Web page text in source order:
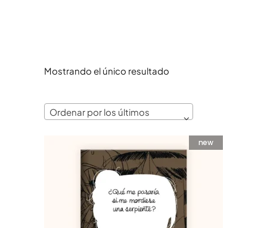
Mostrando el único resultado
Ordenar por los últimos
new
¿Qué me pasaría si me
mordiese una serpiente? –
Eva Errepé